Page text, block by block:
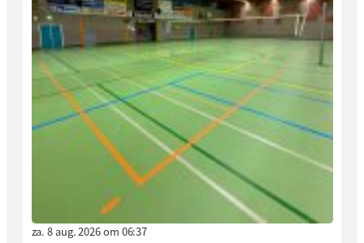
za. 8 aug. 2026 om 06:37